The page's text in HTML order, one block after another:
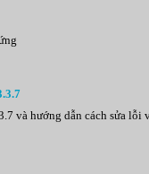
và hướng dẫn cách sửa lỗi